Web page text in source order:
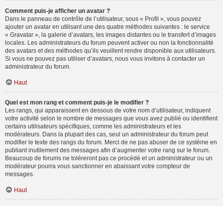
Comment puis-je afficher un avatar ?
Dans le panneau de contrôle de l’utilisateur, sous « Profil », vous pouvez
ajouter un avatar en utilisant une des quatre méthodes suivantes : le service
« Gravatar », la galerie d’avatars, les images distantes ou le transfert d’images
locales. Les administrateurs du forum peuvent activer ou non la fonctionnalité
des avatars et des méthodes qu’ils veuillent rendre disponible aux utilisateurs.
Si vous ne pouvez pas utiliser d’avatars, nous vous invitons à contacter un
administrateur du forum.
Haut
Quel est mon rang et comment puis-je le modifier ?
Les rangs, qui apparaissent en dessous de votre nom d’utilisateur, indiquent
votre activité selon le nombre de messages que vous avez publié ou identifient
certains utilisateurs spécifiques, comme les administrateurs et les
modérateurs. Dans la plupart des cas, seul un administrateur du forum peut
modifier le texte des rangs du forum. Merci de ne pas abuser de ce système en
publiant inutilement des messages afin d’augmenter votre rang sur le forum.
Beaucoup de forums ne toléreront pas ce procédé et un administrateur ou un
modérateur pourra vous sanctionner en abaissant votre compteur de
messages.
Haut